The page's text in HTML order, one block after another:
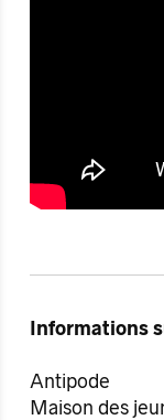
Informations
Antipode
Maison des